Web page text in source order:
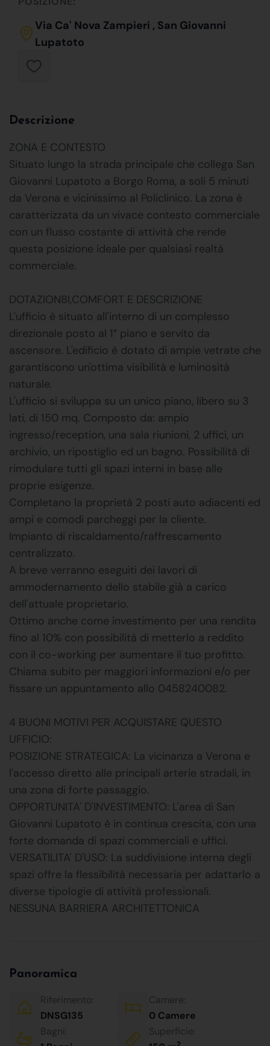
Via Ca' Nova Zampieri , San Giovanni
Lupatoto
Descrizione
ZONA E CONTESTO
Situato lungo la strada principale che collega San
Giovanni Lupatoto a Borgo Roma, a soli 5 minuti
da Verona e vicinissimo al Policlinico. La zona è
caratterizzata da un vivace contesto commerciale
con un flusso costante di attività che rende
questa posizione ideale per qualsiasi realtà
commerciale.
DOTAZION8I,COMFORT E DESCRIZIONE
L'ufficio è situato all'interno di un complesso
direzionale posto al 1° piano e servito da
ascensore. L'edificio è dotato di ampie vetrate che
garantiscono un'ottima visibilità e luminosità
naturale.
L'ufficio si sviluppa su un unico piano, libero su 3
lati, di 150 mq. Composto da: ampio
ingresso/reception, una sala riunioni, 2 uffici, un
archivio, un ripostiglio ed un bagno. Possibilità di
rimodulare tutti gli spazi interni in base alle
proprie esigenze.
Completano la proprietà 2 posti auto adiacenti ed
ampi e comodi parcheggi per la cliente.
Impianto di riscaldamento/raffrescamento
centralizzato.
A breve verranno eseguiti dei lavori di
ammodernamento dello stabile già a carico
dell'attuale proprietario.
Ottimo anche come investimento per una rendita
fino al 10% con possibilità di metterlo a reddito
con il co-working per aumentare il tuo profitto.
Chiama subito per maggiori informazioni e/o per
fissare un appuntamento allo 0458240082.
4 BUONI MOTIVI PER ACQUISTARE QUESTO
UFFICIO:
POSIZIONE STRATEGICA: La vicinanza a Verona e
l'accesso diretto alle principali arterie stradali, in
una zona di forte passaggio.
OPPORTUNITA' D'INVESTIMENTO: L'area di San
Giovanni Lupatoto è in continua crescita, con una
forte domanda di spazi commerciali e uffici.
VERSATILITA' D'USO: La suddivisione interna degli
spazi offre la flessibilità necessaria per adattarlo a
diverse tipologie di attività professionali.
NESSUNA BARRIERA ARCHITETTONICA
Panoramica
Riferimento:
DNSG135
Camere:
0 Camere
Bagni:
Superficie:
2